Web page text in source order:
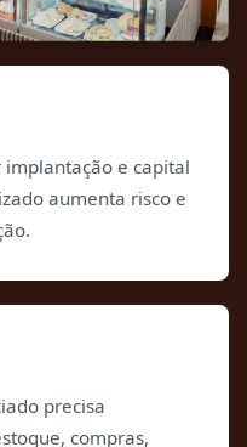
e capital
aumenta risco e
precisa
compras,